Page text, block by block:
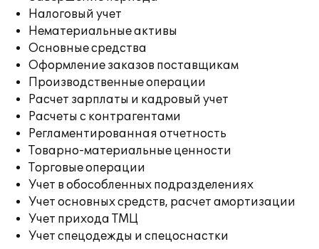
Налоговый учет
Нематериальные активы
Основные средства
Оформление заказов поставщикам
Производственные операции
Расчет зарплаты и кадровый учет
Расчеты с контрагентами
Регламентированная отчетность
Товарно-материальные ценности
Торговые операции
Учет в обособленных подразделениях
Учет основных средств, расчет амортизации
Учет прихода ТМЦ
Учет спецодежды и спецоснастки